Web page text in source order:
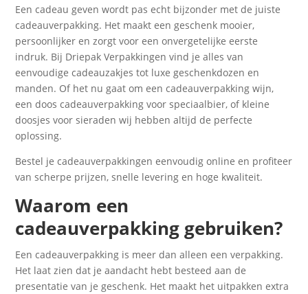
Een cadeau geven wordt pas echt bijzonder met de juiste
cadeauverpakking. Het maakt een geschenk mooier,
persoonlijker en zorgt voor een onvergetelijke eerste
indruk. Bij Driepak Verpakkingen vind je alles van
eenvoudige cadeauzakjes tot luxe geschenkdozen en
manden. Of het nu gaat om een cadeauverpakking wijn,
een doos cadeauverpakking voor speciaalbier, of kleine
doosjes voor sieraden wij hebben altijd de perfecte
oplossing.
Bestel je cadeauverpakkingen eenvoudig online en profiteer
van scherpe prijzen, snelle levering en hoge kwaliteit.
Waarom een
cadeauverpakking gebruiken?
Een cadeauverpakking is meer dan alleen een verpakking.
Het laat zien dat je aandacht hebt besteed aan de
presentatie van je geschenk. Het maakt het uitpakken extra